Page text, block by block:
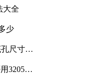
大全
少
尺寸详
3205或